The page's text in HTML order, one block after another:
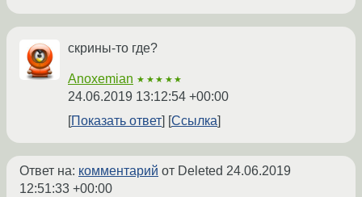
скрины-то где?
Anoxemian ★★★★★
24.06.2019 13:12:54 +00:00
Показать ответ
Ссылка
Ответ на: комментарий от Deleted 24.06.2019
12:51:33 +00:00